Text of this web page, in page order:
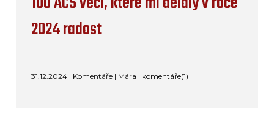
2024 radost
31.12.2024 | Komentáře | Mára | komentáře(1)